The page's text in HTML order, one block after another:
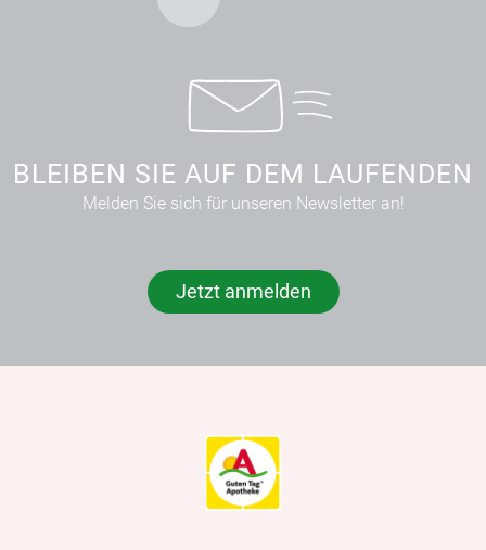
BLEIBEN SIE AUF DEM LAUFENDEN
Melden Sie sich für unseren Newsletter an!
Jetzt anmelden